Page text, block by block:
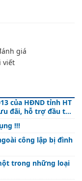
giá
viết
của HĐND tỉnh HT
đãi, hỗ trợ đầu tư
!!!
công lập bị đình
trong những loại